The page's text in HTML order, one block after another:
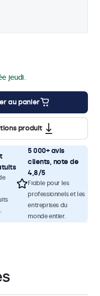
jeudi.
au panier
produit
5 000+ avis
clients, note de
4,8/5
Fiable pour les
professionnels et les
entreprises du
monde entier.